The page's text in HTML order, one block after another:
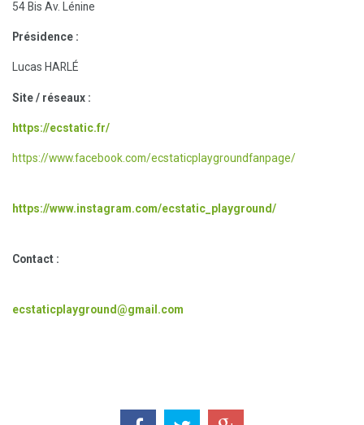
54 Bis Av. Lénine
Présidence :
Lucas HARLÉ
Site / réseaux :
https://ecstatic.fr/
https://www.facebook.com/ecstaticplaygroundfanpage/
https://www.instagram.com/ecstatic_playground/
Contact :
ecstaticplayground@gmail.com